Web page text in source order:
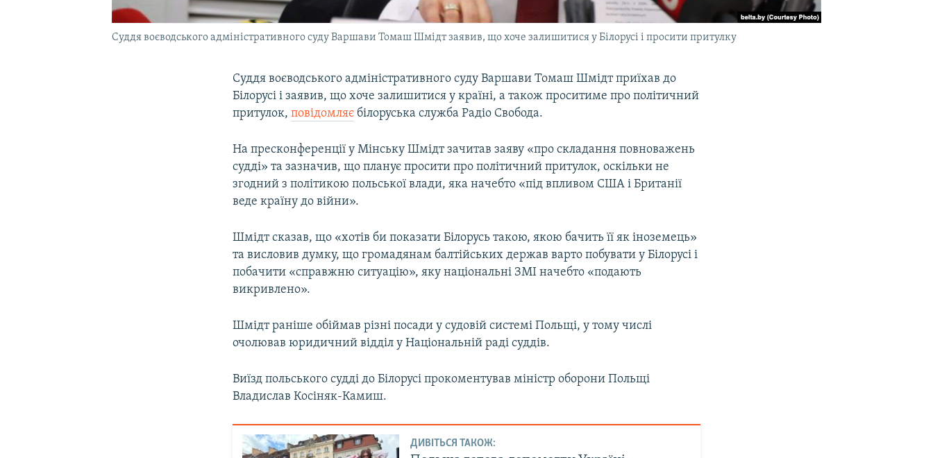
Суддя воєводського адміністративного суду Варшави Томаш Шмідт заявив, що хоче залишитися у Білорусі і просити притулку
Суддя воєводського адміністративного суду Варшави Томаш Шмідт приїхав до
Білорусі і заявив, що хоче залишитися у країні, а також проситиме про політичний
притулок,повідомляє білоруська служба Радіо Свобода.
На пресконференції у Мінську Шмідт зачитав заяву «про складання повноважень
судді» та зазначив, що планує просити про політичний притулок, оскільки не
згодний з політикою польської влади, яка начебто «під впливом США і Британії
веде країну до війни».
Шмідт сказав, що «хотів би показати Білорусь такою, якою бачить її як іноземець»
та висловив думку, що громадянам балтійських держав варто побувати у Білорусі і
побачити «справжню ситуацію», яку національні ЗМІ начебто «подають
викривлено».
Шмідт раніше обіймав різні посади у судовій системі Польщі, у тому числі
очолював юридичний відділ у Національній раді суддів.
Виїзд польського судді до Білорусі прокоментував міністр оборони Польщі
Владислав Косіняк-Камиш.
ДИВІТЬСЯ ТАКОЖ: